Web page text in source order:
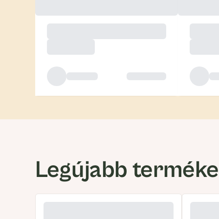
Legújabb